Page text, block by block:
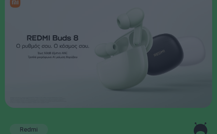
Redmi